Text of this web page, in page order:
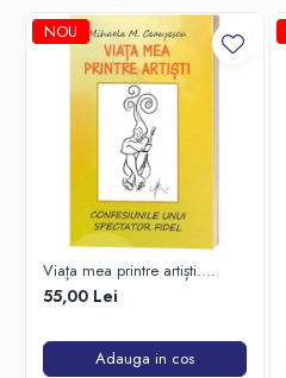
NOU
Viața mea printre artiști.
Confesiunile unui spectator
fidel
55,00 Lei
Adauga in cos